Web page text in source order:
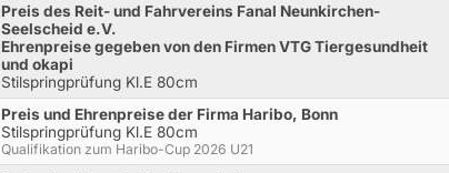
Preis des Reit- und Fahrvereins Fanal Neunkirchen-
Seelscheid e.V.
Ehrenpreise gegeben von den Firmen VTG Tiergesundheit
und okapi
Stilspringprüfung Kl.E 80cm
Preis und Ehrenpreise der Firma Haribo, Bonn
Stilspringprüfung Kl.E 80cm
Qualifikation zum Haribo-Cup 2026 U21